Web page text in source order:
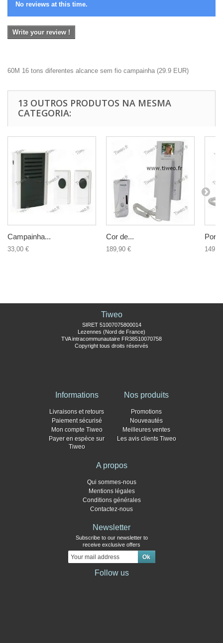
No reviews at this time.
Write your review !
60M 16 tons diferentes alcance sem fio campainha (29.9 EUR)
13 OUTROS PRODUTOS NA MESMA
CATEGORIA:
Campainha...
33,00 €
Cor de...
189,90 €
Tiweo
SIRET 51007075800014
Lezennes (Nord de France)
TVA intracommunautaire FR38510070758
Copyright tous droits réservés
Informations
Livraisons et retours
Paiement sécurisé
Mon compte Tiweo
Payer en espèce sur
Tiweo
Nos produits
Promotions
Nouveautés
Meilleures ventes
Les avis clients Tiweo
A propos
Qui sommes-nous
Mentions légales
Conditions générales
Contactez-nous
Newsletter
Subscribe to our newsletter to
receive exclusive offers
Follow us